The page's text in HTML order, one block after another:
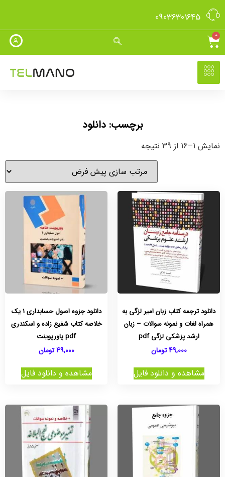
09036301645
0
برچسب: دانلود
نمایش 1–16 از 39 نتیجه
دانلود ترجمه کتاب زبان امیر لزگی به
همراه لغات و نمونه سوالات – زبان
ارشد پزشکی لزگی pdf
49,000 تومان
مشاهده و دانلود فایل
دانلود جزوه اصول حسابداری 1 یک
خلاصه کتاب شفیع زاده و اسکندری
pdf پاورپوینت
49,000 تومان
مشاهده و دانلود فایل